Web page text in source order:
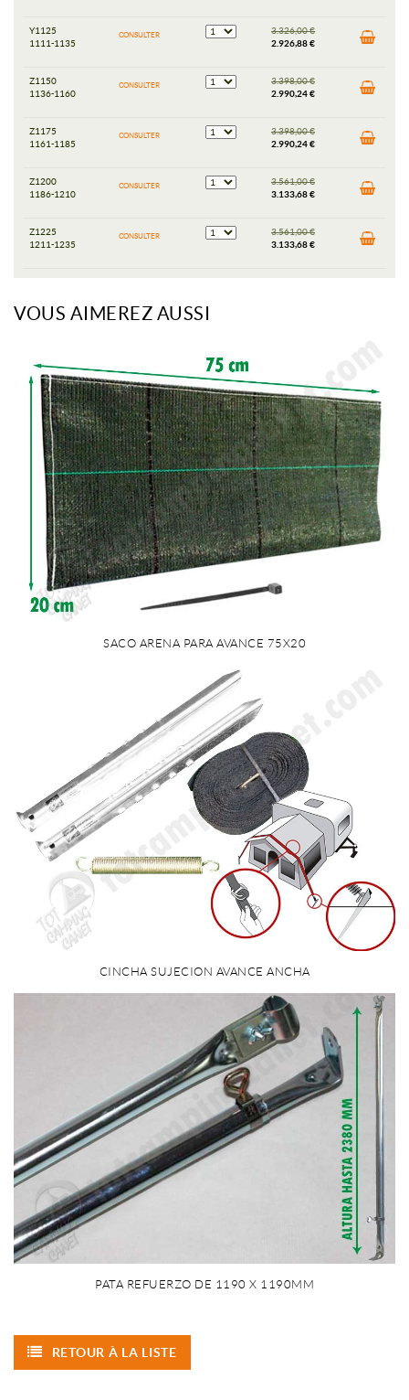
Y1125
1111-1135
CONSULTER
3.326,00 €
2.926,88 €
Z1150
1136-1160
CONSULTER
3.398,00 €
2.990,24 €
Z1175
1161-1185
CONSULTER
3.398,00 €
2.990,24 €
Z1200
1186-1210
CONSULTER
3.561,00 €
3.133,68 €
Z1225
1211-1235
CONSULTER
3.561,00 €
3.133,68 €
VOUS AIMEREZ AUSSI
SACO ARENA PARA AVANCE 75X20
CINCHA SUJECION AVANCE ANCHA
PATA REFUERZO DE 1190 X 1190MM
RETOUR À LA LISTE